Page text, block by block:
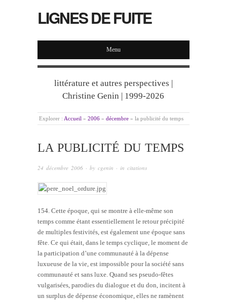
LIGNES DE FUITE
Menu
littérature et autres perspectives |
Christine Genin | 1999-2026
Explorer : Accueil » 2006 » décembre » la publicité du temps
LA PUBLICITÉ DU TEMPS
24 décembre 2006 · by cgenin · in citations
154. Cette époque, qui se montre à elle-même son
temps comme étant essentiellement le retour précipité
de multiples festivités, est également une époque sans
fête. Ce qui était, dans le temps cyclique, le moment de
la participation d’une communauté à la dépense
luxueuse de la vie, est impossible pour la société sans
communauté et sans luxe. Quand ses pseudo-fêtes
vulgarisées, parodies du dialogue et du don, incitent à
un surplus de dépense économique, elles ne ramènent